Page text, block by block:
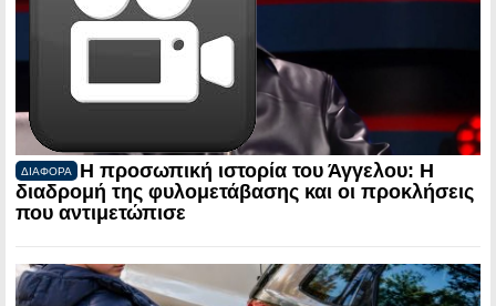
ΔΙΑΦΟΡΑ
Η προσωπική ιστορία του Άγγελου: Η
διαδρομή της φυλομετάβασης και οι προκλήσεις
που αντιμετώπισε